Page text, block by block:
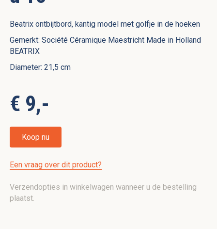
Beatrix ontbijtbord, kantig model met golfje in de hoeken
Gemerkt: Société Céramique Maestricht Made in Holland
BEATRIX
Diameter: 21,5 cm
€ 9,-
Koop nu
Een vraag over dit product?
Verzendopties in winkelwagen wanneer u de bestelling
plaatst.